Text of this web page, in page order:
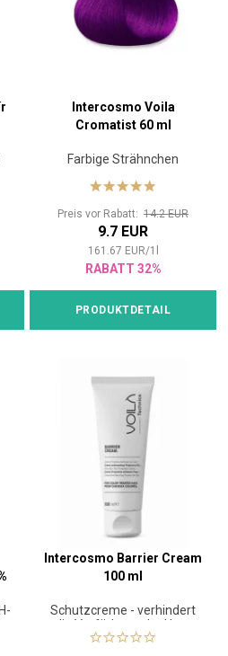
Intercosmo Voila
Cromatist 60 ml
Farbige Strähnchen
Preis vor Rabatt: 14.2 EUR
9.7 EUR
161.67 EUR/1
RABATT 32%
PRODUKTDETAIL
Intercosmo Barrier Cream
100 ml
Schutzcreme - verhindert
die Verfärbung der Haut
durch Farbe